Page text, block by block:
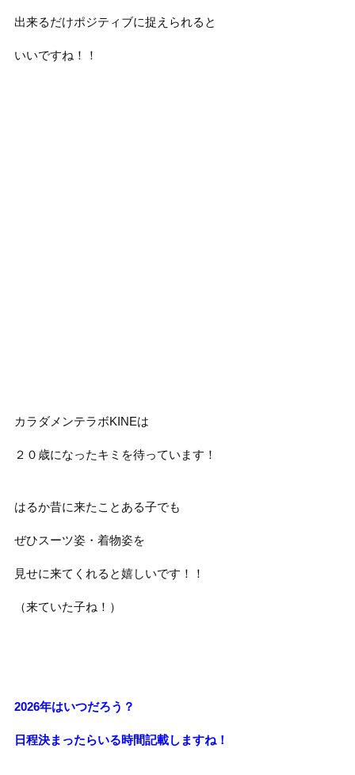
出来るだけポジティブに捉えられると
いいですね！！
カラダメンテラボKINEは
２０歳になったキミを待っています！
はるか昔に来たことある子でも
ぜひスーツ姿・着物姿を
見せに来てくれると嬉しいです！！
（来ていた子ね！）
2026年はいつだろう？
日程決まったらいる時間記載しますね！